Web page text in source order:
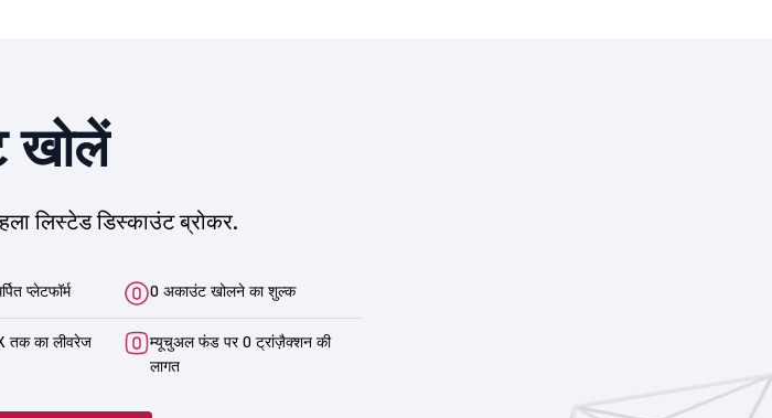
खोलें
लिस्टेड डिस्काउंट ब्रोकर.
प्लेटफॉर्म 0 अकाउंट खोलने का शुल्क
तक का लीवरेज
म्यूचुअल फंड पर 0 ट्रांज़ैक्शन की
लागत